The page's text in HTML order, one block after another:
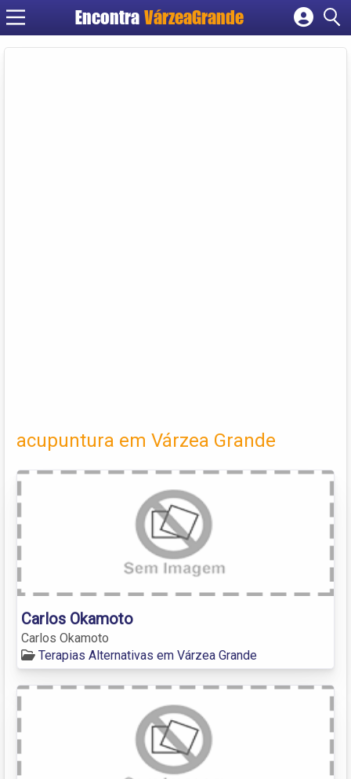
Encontra VárzeaGrande
Cadastrar empresa
acupuntura em Várzea Grande
Carlos Okamoto
Carlos Okamoto
Terapias Alternativas em Várzea Grande